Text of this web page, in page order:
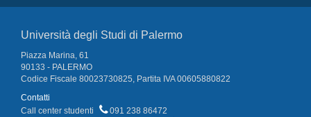
Università degli Studi di Palermo
Piazza Marina, 61
90133 - PALERMO
Codice Fiscale 80023730825, Partita IVA 00605880822
Contatti
Call center studenti
091 238 86472